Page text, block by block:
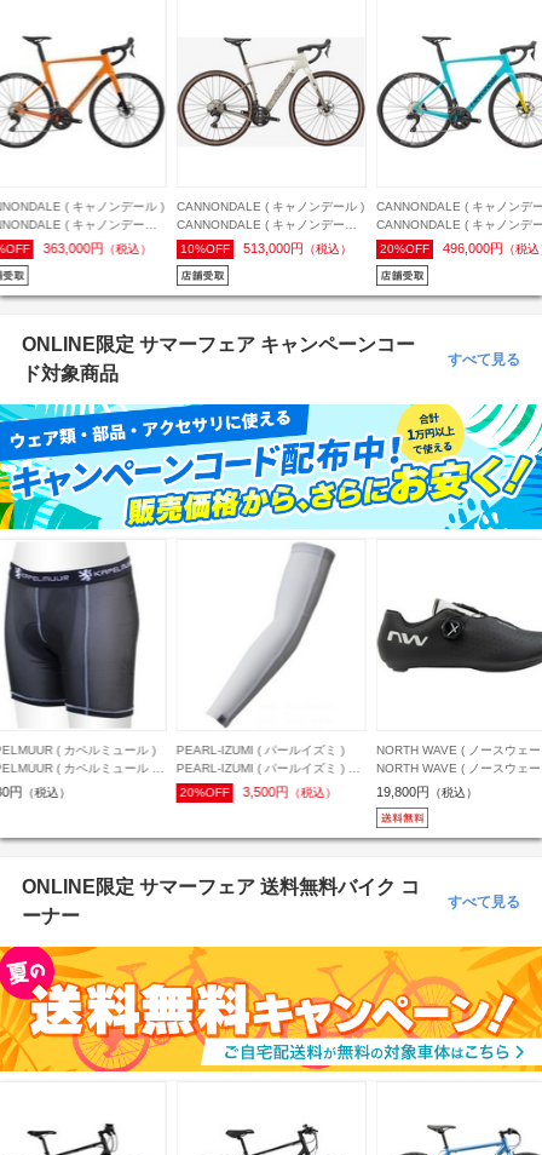
( キャノンデール )
( キャノンデール )
バイク SUPER 6 EVO 4 (
ー 6 エヴォ 4 ) 105 機械式
オレンジ 48 ( 適正身長160-
前後 )
363,000円 （税込）
CANNONDALE ( キャノンデール )
CANNONDALE ( キャノンデール )
グラベルロード TOPSTONE
CARBON 3 GRX 2X ( トップスト
ーン カーボン スリー GRXツーバ
イ ) チョーク 51 (身長目安170cm
10%OFF 513,000円 （税込）
CANNONDALE ( キャノンデ
CANNONDALE ( キャノンデ
ロードバイク SUPER 6 EVO
スーパー 6 エヴォ 3 ) 105 Di2
12sp Ion Blue ( イオンブルー
( 適正身長165-175cm前後 )
20%OFF 496,000円 （税
ONLINE限定 サマーフェア キャンペーンコー
ド対象商品
すべて見る
( カペルミュール )
( カペルミュール )
ーパンツ メッシュインナー
円 （税込）
PEARL-IZUMI ( パールイズミ )
PEARL-IZUMI ( パールイズミ ) ア
ームカバー コールド シェイド ア
ームカバー ホワイト S レディース
20%OFF 3,500円 （税込）
NORTH WAVE ( ノースウェ
NORTH WAVE ( ノースウェ
ビンディングシューズ SONIC
ク/ライトグレー 40 ( 25.4cm )
19,800円 （税込）
ONLINE限定 サマーフェア 送料無料バイク コ
ーナー
すべて見る